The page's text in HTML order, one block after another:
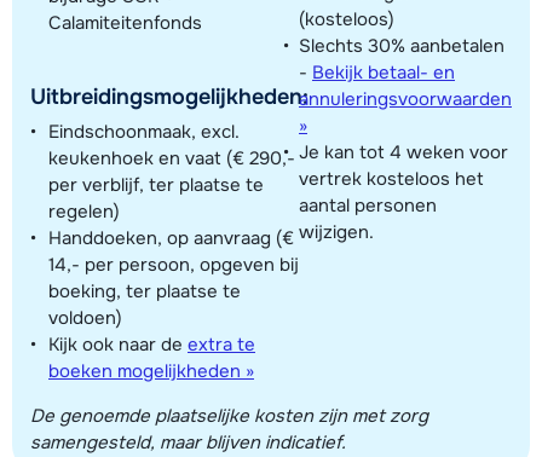
Calamiteitenfonds
Uitbreidingsmogelijkheden:
Eindschoonmaak, excl.
keukenhoek en vaat (€ 290,-
per verblijf, ter plaatse te
regelen)
Handdoeken, op aanvraag (€
14,- per persoon, opgeven bij
boeking, ter plaatse te
voldoen)
Kijk ook naar de extra te
boeken mogelijkheden »
(kosteloos)
Slechts 30% aanbetalen
- Bekijk betaal- en
annuleringsvoorwaarden
»
Je kan tot 4 weken voor
vertrek kosteloos het
aantal personen
wijzigen.
De genoemde plaatselijke kosten zijn met zorg
samengesteld, maar blijven indicatief.